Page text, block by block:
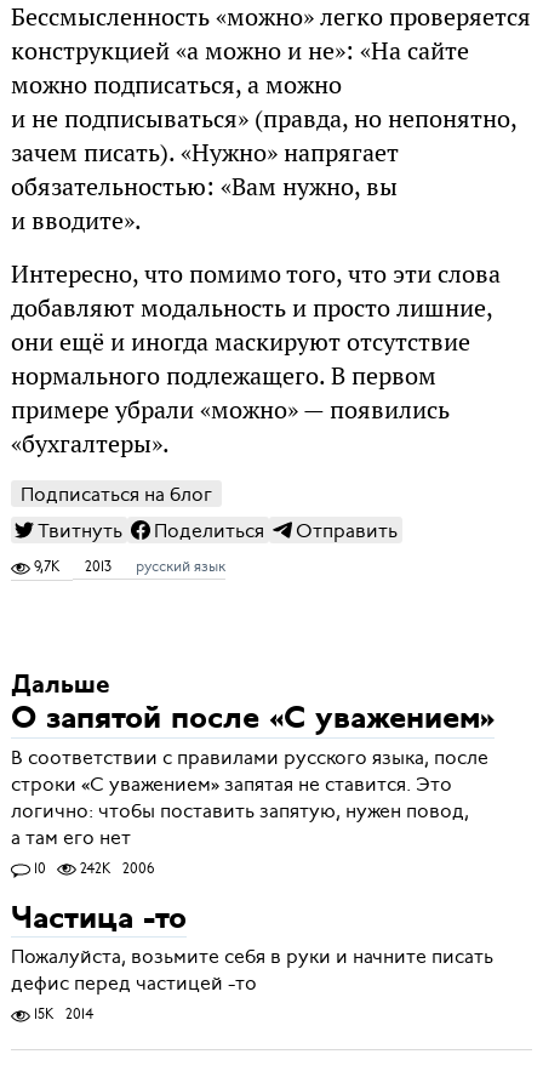
Бессмысленность «можно» легко проверяется
конструкцией «а можно и не»: «На сайте
можно подписаться, а можно
и не подписываться» (правда, но непонятно,
зачем писать). «Нужно» напрягает
обязательностью: «Вам нужно, вы
и вводите».
Интересно, что помимо того, что эти слова
добавляют модальность и просто лишние,
они ещё и иногда маскируют отсутствие
нормального подлежащего. В первом
примере убрали «можно» — появились
«бухгалтеры».
Подписаться на блог
Твитнуть
Поделиться Отправить
9,7K 2013 русский язык
Дальше
О запятой после «С уважением»
В соответствии с правилами русского языка, после
строки «С уважением» запятая не ставится. Это
логично: чтобы поставить запятую, нужен повод,
а там его нет
10 242K 2006
Частица -то
Пожалуйста, возьмите себя в руки и начните писать
дефис перед частицей -то
15K 2014